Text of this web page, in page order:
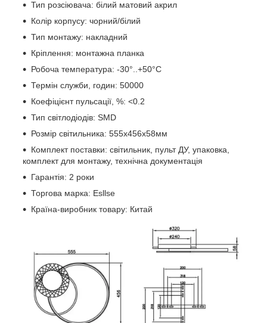
Тип розсіювача: білий матовий акрил
Колір корпусу: чорний/бiлий
Тип монтажу: накладний
Кріплення: монтажна планка
Робоча температура: -30°..+50°C
Термін служби, годин: 50000
Коефіцієнт пульсації, %: <0.2
Тип світлодіодів: SMD
Розмір світильника: 555x456x58мм
Комплект поставки: світильник, пульт ДУ, упаковка,
комплект для монтажу, технічна документація
Гарантія: 2 роки
Торгова марка: Esllse
Країна-виробник товару: Китай